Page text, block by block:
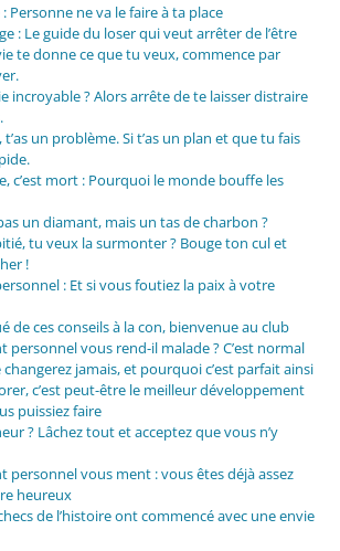
Personne ne va le faire à ta place
: Le guide du loser qui veut arrêter de l’être
te donne ce que tu veux, commence par
incroyable ? Alors arrête de te laisser distraire
t’as un problème. Si t’as un plan et que tu fais
c’est mort : Pourquoi le monde bouffe les
un diamant, mais un tas de charbon ?
tu veux la surmonter ? Bouge ton cul et
!
: Et si vous foutiez la paix à votre
de ces conseils à la con, bienvenue au club
personnel vous rend-il malade ? C’est normal
jamais, et pourquoi c’est parfait ainsi
c’est peut-être le meilleur développement
puissiez faire
? Lâchez tout et acceptez que vous n’y
personnel vous ment : vous êtes déjà assez
heureux
de l’histoire ont commencé avec une envie